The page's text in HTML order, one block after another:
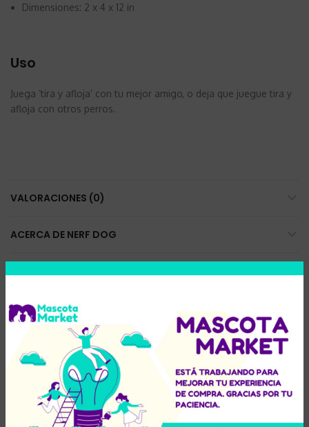
Dimensiones: 2 x 4 x 12 in
Uso
Juega ‘tira y afloja’ con tu mejor amigo, o deja que juegue tira y
afloja con otros perros.
VALORACIONES (0)
ACERCA DE NERF DOG
TAMBIÉN TE RECOMENDAMOS…
AGOT
ADO